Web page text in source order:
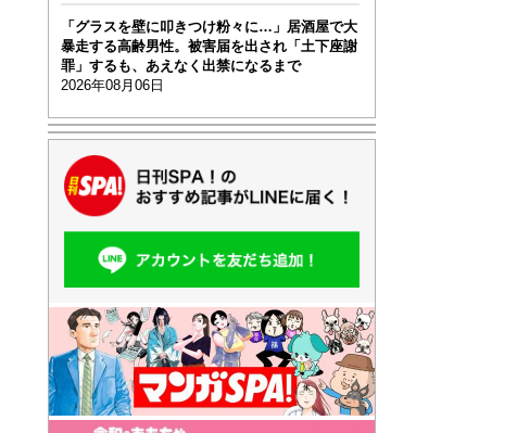
「グラスを壁に叩きつけ粉々に…」居酒屋で大
暴走する高齢男性。被害届を出され「土下座謝
罪」するも、あえなく出禁になるまで
2026年08月06日